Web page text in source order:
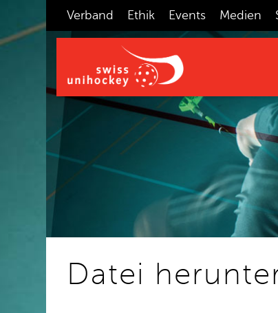
Verband Ethik Events Medien
Datei